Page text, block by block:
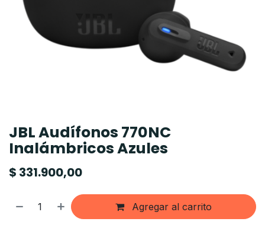
JBL Audífonos 770NC
Inalámbricos Azules
$ 331.900,00
Agregar al carrito